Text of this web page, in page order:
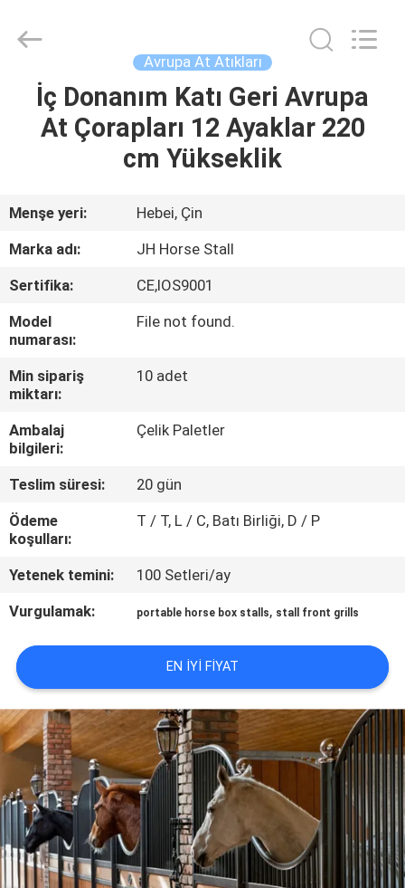
HAKKIMIZDA
FABRIKA
TURU
KALITE
KONTROL
BIZIMLE
ILETIŞIME
GEÇIN
TEKLIF
ISTEĞI
SITEMAP
GIZLILIK
POLITIKASI
products
Avrupa At Atıkları
İç Donanım Katı Geri Avrupa
At Çorapları 12 Ayaklar 220
cm Yükseklik
Menşe yeri:
Hebei, Çin
Marka adı:
JH Horse Stall
Sertifika:
CE,IOS9001
Model
numarası:
File not found.
Min sipariş
miktarı:
10 adet
Ambalaj
bilgileri:
Çelik Paletler
Teslim süresi:
20 gün
Ödeme
koşulları:
T / T, L / C, Batı Birliği, D / P
Yetenek temini:
100 Setleri/ay
Vurgulamak:
portable horse box stalls, stall front grills
EN IYI FIYAT